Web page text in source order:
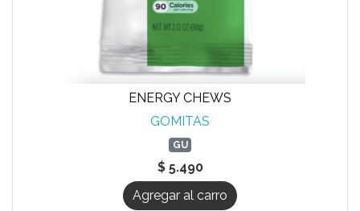
ENERGY CHEWS
GOMITAS
GU
$ 5.490
Agregar al carro